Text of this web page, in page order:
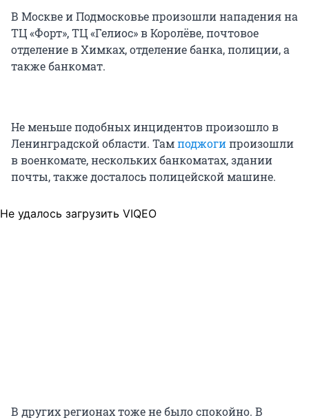
В Москве и Подмосковье произошли нападения на
ТЦ «Форт», ТЦ «Гелиос» в Королёве, почтовое
отделение в Химках, отделение банка, полиции, а
также банкомат.
Не меньше подобных инцидентов произошло в
Ленинградской области. Тамподжогипроизошли
в военкомате, нескольких банкоматах, здании
почты, также досталось полицейской машине.
Не удалось загрузить VIQEO
В других регионах тоже не было спокойно. В